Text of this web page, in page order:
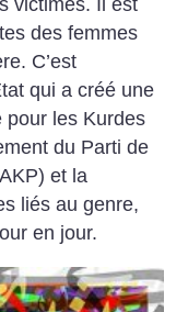
victimes. Il est
des femmes
C’est
qui a créé une
pour les Kurdes
du Parti de
et la
liés au genre,
en jour.